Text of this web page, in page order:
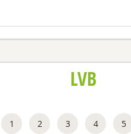
LVB
1 2 3 4 5